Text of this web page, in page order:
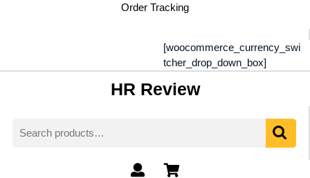
Order Tracking
[woocommerce_currency_swi
tcher_drop_down_box]
HR Review
for:
My
shopping